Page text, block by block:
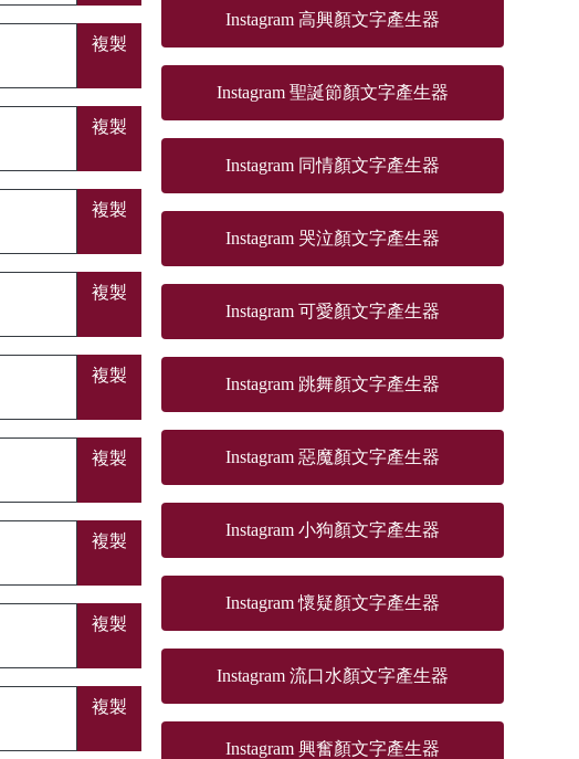
複製
複製
複製
複製
複製
複製
複製
複製
複製
Instagram 高興顏文字產生器
Instagram 聖誕節顏文字產生器
Instagram 同情顏文字產生器
Instagram 哭泣顏文字產生器
Instagram 可愛顏文字產生器
Instagram 跳舞顏文字產生器
Instagram 惡魔顏文字產生器
Instagram 小狗顏文字產生器
Instagram 懷疑顏文字產生器
Instagram 流口水顏文字產生器
Instagram 興奮顏文字產生器